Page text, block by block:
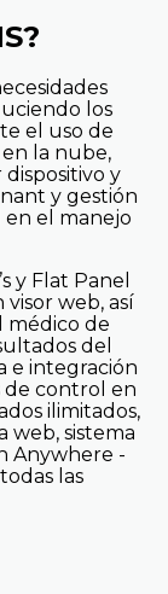
los
el uso de
la nube,
y
y gestión
en el manejo
y Flat Panel
visor web, así
médico de
del
e integración
de control en
ilimitados,
web, sistema
Anywhere -
las